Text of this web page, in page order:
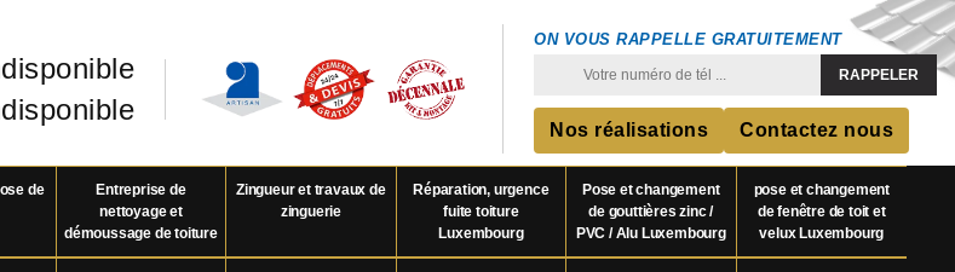
ON VOUS RAPPELLE GRATUITEMENT
Nos réalisations Contactez nous
de
Entreprise de
nettoyage et
démoussage de toiture
Zingueur et travaux de
zinguerie
Réparation, urgence
fuite toiture
Luxembourg
Pose et changement
de gouttières zinc /
PVC / Alu Luxembourg
pose et changement
de fenêtre de toit et
velux Luxembourg